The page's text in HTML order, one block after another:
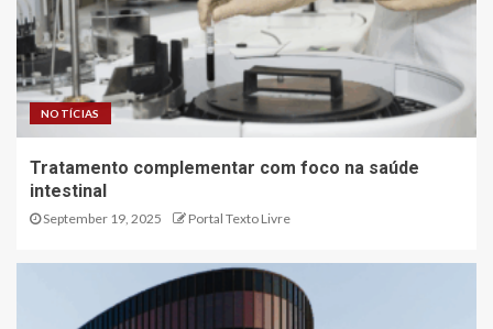
NOTÍCIAS
Tratamento complementar com foco na saúde
intestinal
September 19, 2025 Portal Texto Livre